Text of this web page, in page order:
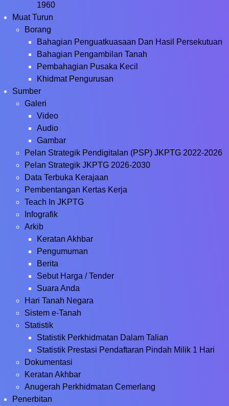
1960
Muat Turun
Borang
Bahagian Penguatkuasaan Dan Hasil Persekutuan
Bahagian Pengambilan Tanah
Pembahagian Pusaka Kecil
Khidmat Pengurusan
Sumber
Galeri
Video
Audio
Gambar
Pelan Strategik Pendigitalan (PSP) JKPTG 2022-2026
Pelan Strategik JKPTG 2026-2030
Data Terbuka Kerajaan
Pembentangan Kertas Kerja
Teach In JKPTG
Infografik
Arkib
Keratan Akhbar
Pengumuman
Berita
Sebut Harga / Tender
Suara Anda
Hari Tanah Negara
Sistem e-Tanah
Statistik
Statistik Perkhidmatan Dalam Talian
Statistik Prestasi Pendaftaran Pindah Milik 1 Hari
Dokumentasi
Keratan Akhbar
Anugerah Perkhidmatan Cemerlang
Penerbitan